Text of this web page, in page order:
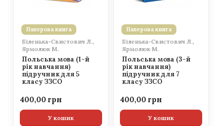
Паперова книга
Біленька-Свистович Л.,
Ярмолюк М.
Польська мова (1-й
рік навчання)
підручник для 5
класу ЗЗСО
400,00
У кошик
Паперова книга
Біленька-Свистович Л.,
Ярмолюк М.
Польська мова (3-й
рік навчання)
підручник для 7
класу ЗЗСО
400,00
У кошик